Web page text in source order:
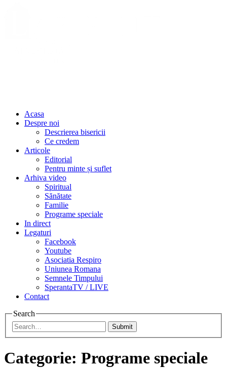
Acasa
Despre noi
Descrierea bisericii
Ce credem
Articole
Editorial
Pentru minte și suflet
Arhiva video
Spiritual
Sănătate
Familie
Programe speciale
In direct
Legaturi
Facebook
Youtube
Asociatia Respiro
Uniunea Romana
Semnele Timpului
SperantaTV / LIVE
Contact
Search
Submit
Categorie: Programe speciale